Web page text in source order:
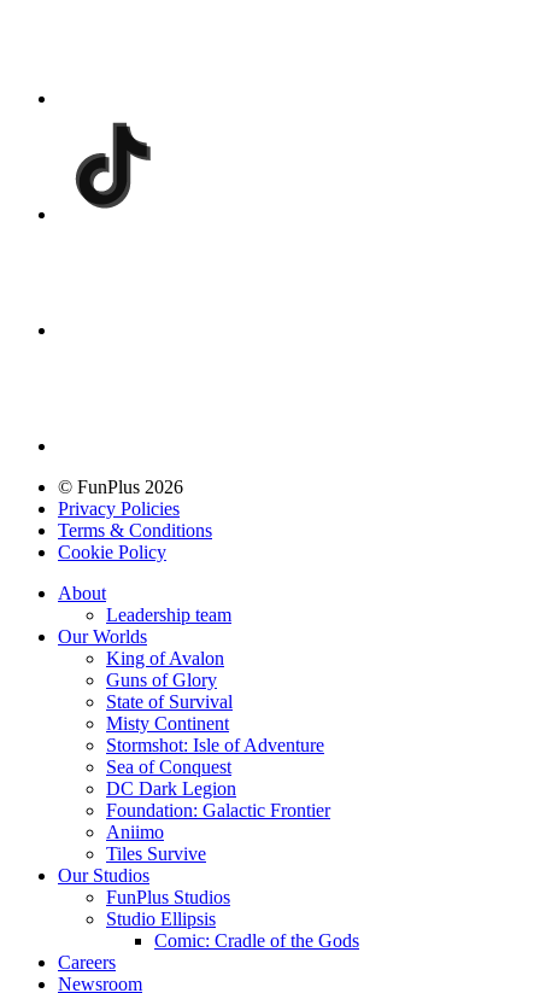
© FunPlus 2026
Privacy Policies
Terms & Conditions
Cookie Policy
About
Leadership team
Our Worlds
King of Avalon
Guns of Glory
State of Survival
Misty Continent
Stormshot: Isle of Adventure
Sea of Conquest
DC Dark Legion
Foundation: Galactic Frontier
Aniimo
Tiles Survive
Our Studios
FunPlus Studios
Studio Ellipsis
Comic: Cradle of the Gods
Careers
Newsroom